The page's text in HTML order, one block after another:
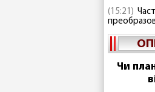
(15:21)
Чи